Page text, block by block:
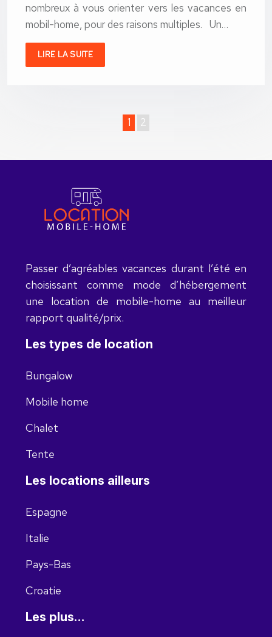
nombreux à vous orienter vers les vacances en
mobil-home, pour des raisons multiples. Un…
LIRE LA SUITE
1 2
Passer d’agréables vacances durant l’été en
choisissant comme mode d’hébergement
une location de mobile-home au meilleur
rapport qualité/prix.
Les types de location
Bungalow
Mobile home
Chalet
Tente
Les locations ailleurs
Espagne
Italie
Pays-Bas
Croatie
Les plus…